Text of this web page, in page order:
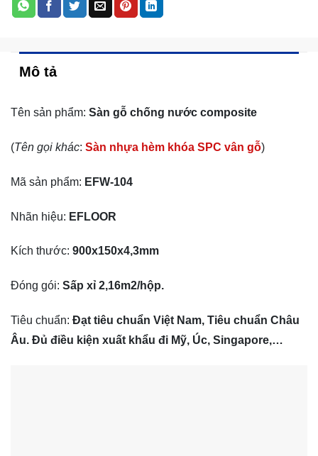
Mô tả
Tên sản phẩm: Sàn gỗ chống nước composite
(Tên gọi khác: Sàn nhựa hèm khóa SPC vân gỗ)
Mã sản phẩm: EFW-104
Nhãn hiệu: EFLOOR
Kích thước: 900x150x4,3mm
Đóng gói: Sấp xỉ 2,16m2/hộp.
Tiêu chuẩn: Đạt tiêu chuẩn Việt Nam, Tiêu chuẩn Châu
Âu. Đủ điều kiện xuất khẩu đi Mỹ, Úc, Singapore,…